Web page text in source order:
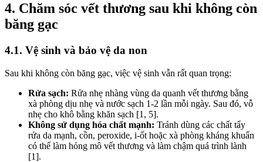
4. Chăm sóc vết thương sau khi không còn
băng gạc
4.1. Vệ sinh và bảo vệ da non
Sau khi không còn băng gạc, việc vệ sinh vẫn rất quan trọng:
Rửa sạch: Rửa nhẹ nhàng vùng da quanh vết thương bằng
xà phòng dịu nhẹ và nước sạch 1-2 lần mỗi ngày. Sau đó, vỗ
nhẹ cho khô bằng khăn sạch [1, 5].
Không sử dụng hóa chất mạnh: Tránh dùng các chất tẩy
rửa da mạnh, cồn, peroxide, i-ốt hoặc xà phòng kháng khuẩn
có thể làm hỏng mô vết thương và làm chậm quá trình lành
[1].